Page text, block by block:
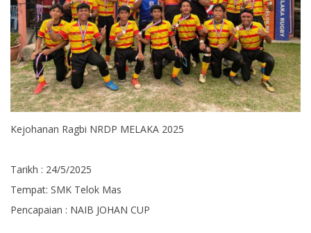
Kejohanan Ragbi NRDP MELAKA 2025
Tarikh : 24/5/2025
Tempat: SMK Telok Mas
Pencapaian : NAIB JOHAN CUP